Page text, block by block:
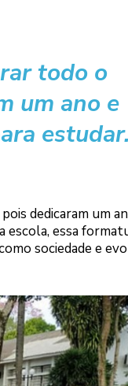
todo o
um ano e
dedicaram um
escola, essa
sociedade e